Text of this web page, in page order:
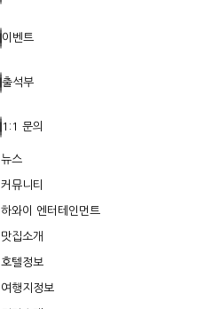
이벤트
출석부
1:1 문의
뉴스
커뮤니티
하와이 엔터테인먼트
맛집소개
호텔정보
여행지정보